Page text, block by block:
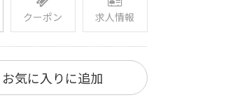
クーポン 求人情報
お気に入りに追加